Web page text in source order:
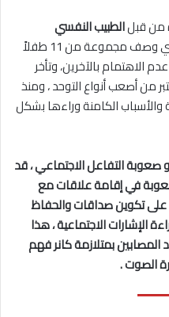
من قبلالطبيب النفسي
، الذي وصف مجموعة من 11 طفلاً
الاهتمام بالآخرين، وتأخر
من أصعب أنواع التوحد ، ومنذ
الكامنة وراءها بشكل
صعوبة التفاعل الاجتماعي ، قد
صعوبة في إقامة علاقات مع
تكوين صداقات والحفاظ
الإشارات الاجتماعية ، هذا
بمتلازمة كانر فهم
الصوت .